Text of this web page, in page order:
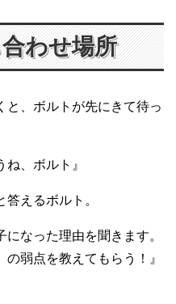
わせ場所
と、ボルトが先にきて待っ
ね、ボルト』
えるボルト。
なった理由を聞きます。
弱点を教えてもらう！』